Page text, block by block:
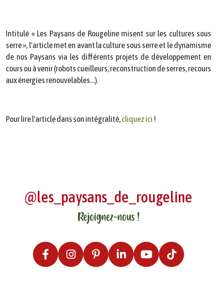
Intitulé « Les Paysans de Rougeline misent sur les cultures sous
serre », l'article met en avant la culture sous serre et le dynamisme
de nos Paysans via les différents projets de développement en
cours ou à venir (robots cueilleurs, reconstruction de serres, recours
aux énergies renouvelables…).
Pour lire l'article dans son intégralité,cliquez ici !
@les_paysans_de_rougeline
Rejoignez-nous !